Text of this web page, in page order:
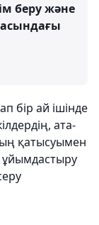
беру және
бір ай ішінде
ата-
қатысуымен
ұйымдастыру